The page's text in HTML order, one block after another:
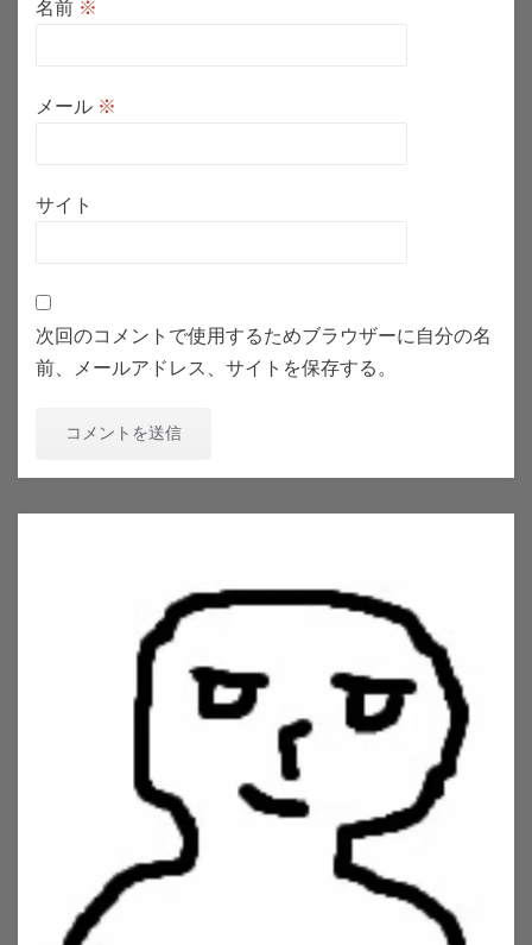
名前 ※
メール ※
サイト
次回のコメントで使用するためブラウザーに自分の名
前、メールアドレス、サイトを保存する。